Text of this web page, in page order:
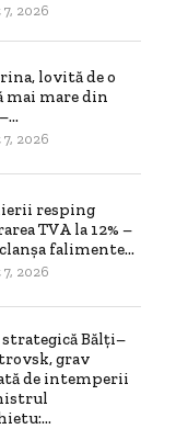
7, 2026
lovită de o
mai mare din
7, 2026
resping
TVA la 12% –
falimente...
7, 2026
Bălți–
grav
de intemperii